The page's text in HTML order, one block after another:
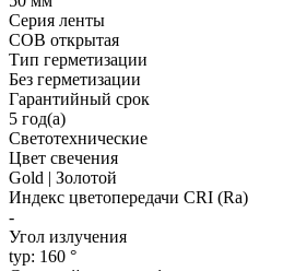
Серия ленты
COB открытая
Тип герметизации
Без герметизации
Гарантийный срок
5 год(а)
Светотехнические
Цвет свечения
Gold | Золотой
Индекс цветопередачи CRI (Ra)
-
Угол излучения
typ: 160 °